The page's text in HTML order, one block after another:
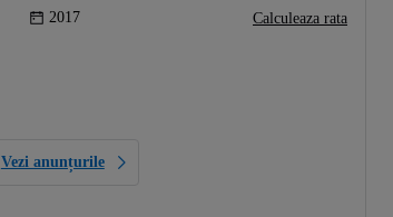
2017
Vezi anunțurile
Calculeaza rata